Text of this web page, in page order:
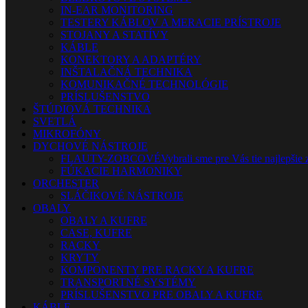
IN-EAR MONITORING
TESTERY KÁBLOV A MERACIE PRÍSTROJE
STOJANY A STATÍVY
KÁBLE
KONEKTORY A ADAPTÉRY
INŠTALAČNÁ TECHNIKA
KOMUNIKAČNÉ TECHNOLÓGIE
PRÍSLUŠENSTVO
ŠTÚDIOVÁ TECHNIKA
SVETLÁ
MIKROFÓNY
DYCHOVÉ NÁSTROJE
FLAUTY-ZOBCOVÉVybrali sme pre Vás tie
FÚKACIE HARMONIKY
ORCHESTER
SLÁČIKOVÉ NÁSTROJE
OBALY
OBALY A KUFRE
CASE, KUFRE
RACKY
KRYTY
KOMPONENTY PRE RACKY A KUFRE
TRANSPORTNÉ SYSTÉMY
PRÍSLUŠENSTVO PRE OBALY A KUFRE